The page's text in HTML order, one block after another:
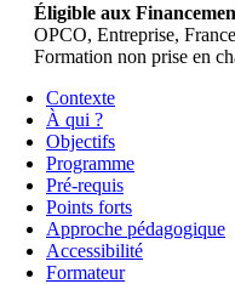
Éligible aux
OPCO, Entreprise,
Formation non prise en
Contexte
À qui ?
Objectifs
Programme
Pré-requis
Points forts
Approche pédagogique
Accessibilité
Formateur